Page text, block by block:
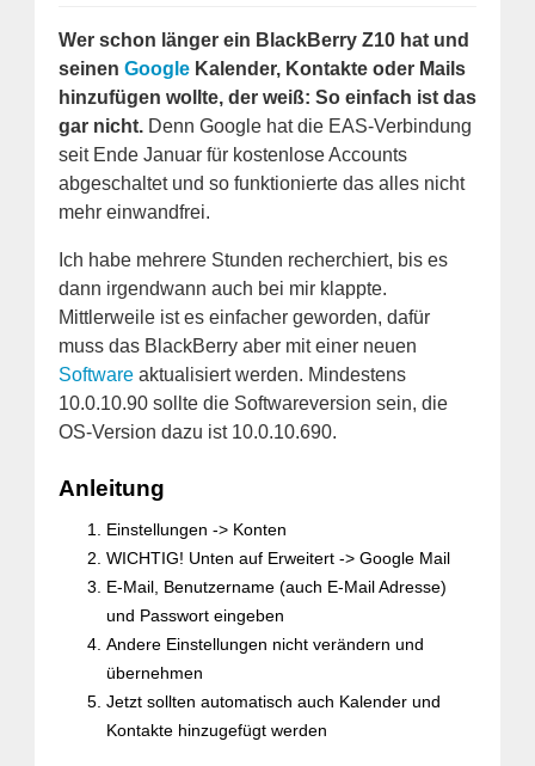
Wer schon länger ein BlackBerry Z10 hat und
seinen Google Kalender, Kontakte oder Mails
hinzufügen wollte, der weiß: So einfach ist das
gar nicht. Denn Google hat die EAS-Verbindung
seit Ende Januar für kostenlose Accounts
abgeschaltet und so funktionierte das alles nicht
mehr einwandfrei.
Ich habe mehrere Stunden recherchiert, bis es
dann irgendwann auch bei mir klappte.
Mittlerweile ist es einfacher geworden, dafür
muss das BlackBerry aber mit einer neuen
Software aktualisiert werden. Mindestens
10.0.10.90 sollte die Softwareversion sein, die
OS-Version dazu ist 10.0.10.690.
Anleitung
Einstellungen -> Konten
WICHTIG! Unten auf Erweitert -> Google Mail
E-Mail, Benutzername (auch E-Mail Adresse)
und Passwort eingeben
Andere Einstellungen nicht verändern und
übernehmen
Jetzt sollten automatisch auch Kalender und
Kontakte hinzugefügt werden